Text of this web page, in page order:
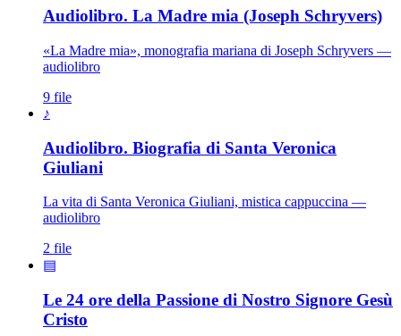
Audiolibro. La Madre mia (Joseph Schryvers)
«La Madre mia», monografia mariana di Joseph Schryvers —
audiolibro
9 file
♪
Audiolibro. Biografia di Santa Veronica
Giuliani
La vita di Santa Veronica Giuliani, mistica cappuccina —
audiolibro
2 file
▤
Le 24 ore della Passione di Nostro Signore Gesù
Cristo